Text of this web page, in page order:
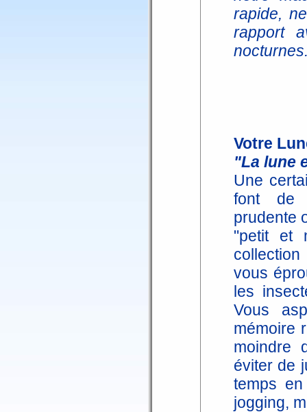
rapide,
rapport
Votre
"La lune
Une
font de
prudente
"petit et
vous
les
Vous
mémoire
moindre
éviter de
temps
jogging,